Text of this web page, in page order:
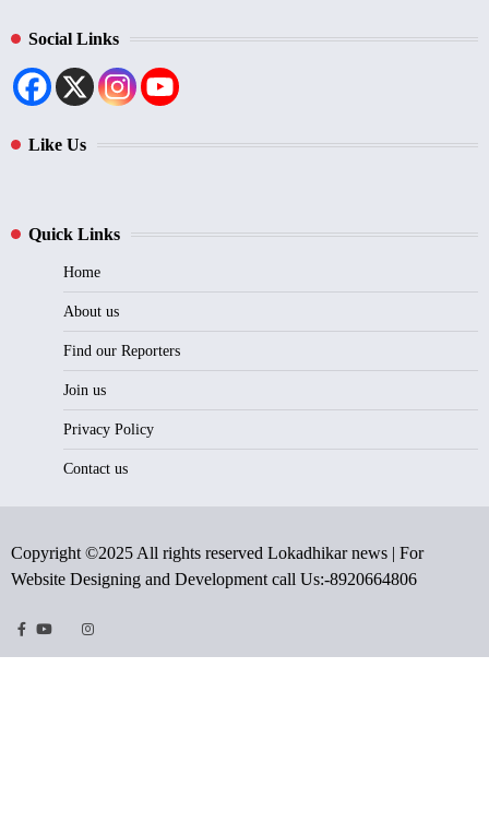
Social Links
Like Us
Quick Links
Home
About us
Find our Reporters
Join us
Privacy Policy
Contact us
Copyright ©2025 All rights reserved Lokadhikar news | For
Website Designing and Development call Us:-8920664806
Facebook
Youtube
TwitterInstragram